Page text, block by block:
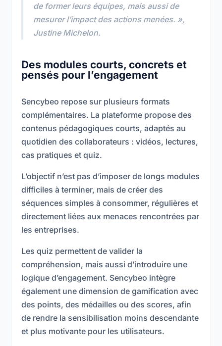
de former leurs équipes, mais aussi de
mesurer l’impact des actions menées. »,
Justine Michelon.
Des modules courts, concrets et
pensés pour l’engagement
Sencybeo repose sur plusieurs formats
complémentaires. La plateforme propose des
contenus pédagogiques courts, adaptés au
quotidien des collaborateurs : vidéos, lectures,
cas pratiques et quiz.
L’objectif n’est pas d’imposer de longs modules
difficiles à terminer, mais de créer des
séquences simples à consommer, régulières et
directement liées aux menaces rencontrées par
les entreprises.
Les quiz permettent de valider la
compréhension, mais aussi d’introduire une
logique d’engagement. Sencybeo intègre
également une dimension de gamification avec
des points, des médailles ou des scores, afin
de rendre la sensibilisation moins descendante
et plus motivante pour les utilisateurs.